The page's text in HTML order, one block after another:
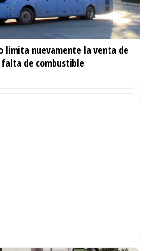
limita nuevamente la venta de
de combustible